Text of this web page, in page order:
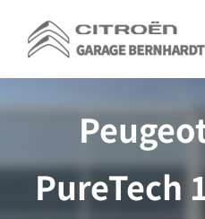
contenu
PureTech